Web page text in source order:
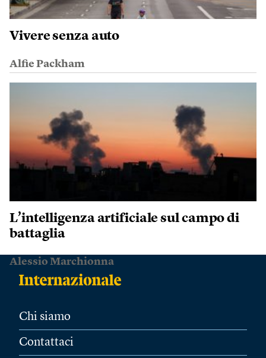
Vivere senza auto
Alfie Packham
L’intelligenza artificiale sul campo di
battaglia
Alessio Marchionna
Chi siamo
Contattaci